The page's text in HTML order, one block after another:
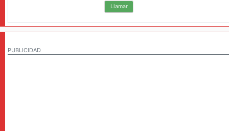
Llamar
PUBLICIDAD